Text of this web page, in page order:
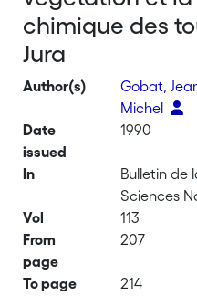
chimique des
Jura
Author(s)
Gobat,
Michel
Date
issued
1990
In
Bulletin de
Sciences
Vol
113
From
page
207
To page
214